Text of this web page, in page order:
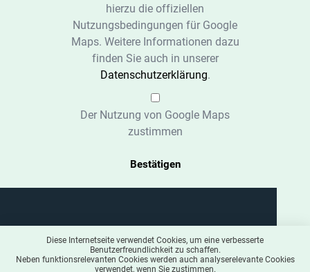
hierzu die offiziellen
Nutzungsbedingungen für Google
Maps. Weitere Informationen dazu
finden Sie auch in unserer
Datenschutzerklärung.
Der Nutzung von Google Maps
zustimmen
Bestätigen
Diese Internetseite verwendet Cookies, um eine verbesserte
Benutzerfreundlichkeit zu schaffen.
Neben funktionsrelevanten Cookies werden auch analyserelevante Cookies
verwendet, wenn Sie zustimmen.